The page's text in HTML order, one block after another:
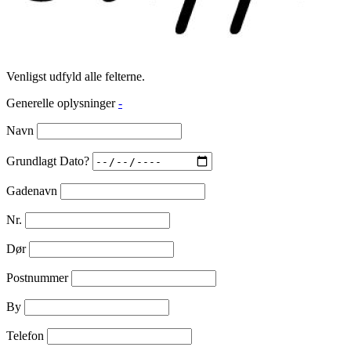
Venligst udfyld alle felterne.
Generelle oplysninger -
Navn
Grundlagt Dato?
Gadenavn
Nr.
Dør
Postnummer
By
Telefon